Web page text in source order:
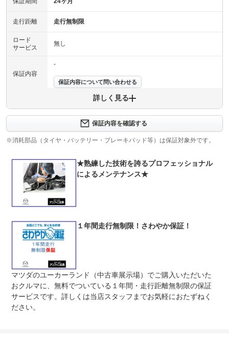
走行距離 走行無制限
ロード
サービス
無し
保証内容
-
保証内容について問い合わせる
上限金額
免責金 無し
保証修理
受付先
-
整備付 法定12ヶ月または法定24ヶ月点検整備付
※商用車は6ヶ月または12ヶ月点検整備付
法定整備
について
-
詳しく見る
保証内容を確認する
※消耗部品（タイヤ・バッテリー・ブレーキパッド等）は保証対象外です。
★熟練した技術を誇るプロフェッショナル
によるメンテナンス★
１年間走行無制限！さわやか保証！
マツダのユーカーランド（中古車展示場）でご購入いただいた
おクルマに、無料でついている１年間・走行距離無制限の保証
サービスです。詳しくは当店スタッフまでお気軽におたずねく
ださい。